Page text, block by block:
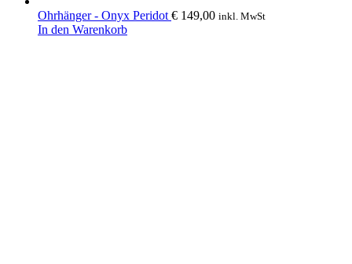
Ohrhänger - Onyx Peridot € 149,00 inkl. MwSt
In den Warenkorb